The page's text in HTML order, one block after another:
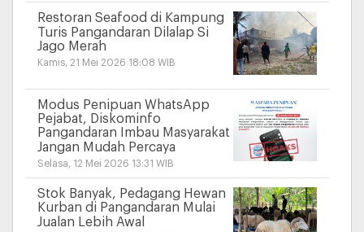
Restoran Seafood di Kampung
Turis Pangandaran Dilalap Si
Jago Merah
Kamis, 21 Mei 2026 18:08 WIB
Modus Penipuan WhatsApp
Pejabat, Diskominfo
Pangandaran Imbau Masyarakat
Jangan Mudah Percaya
Selasa, 12 Mei 2026 13:31 WIB
Stok Banyak, Pedagang Hewan
Kurban di Pangandaran Mulai
Jualan Lebih Awal